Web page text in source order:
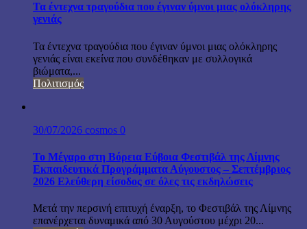
Τα έντεχνα τραγούδια που έγιναν ύμνοι μιας ολόκληρης
γενιάς
Τα έντεχνα τραγούδια που έγιναν ύμνοι μιας ολόκληρης
γενιάς είναι εκείνα που συνδέθηκαν με συλλογικά
βιώματα,...
Πολιτισμός
30/07/2026 cosmos 0
Το Μέγαρο στη Βόρεια Εύβοια Φεστιβάλ της Λίμνης
Εκπαιδευτικά Προγράμματα Αύγουστος – Σεπτέμβριος
2026 Ελεύθερη είσοδος σε όλες τις εκδηλώσεις
Μετά την περσινή επιτυχή έναρξη, το Φεστιβάλ της Λίμνης
επανέρχεται δυναμικά από 30 Αυγούστου μέχρι 20...